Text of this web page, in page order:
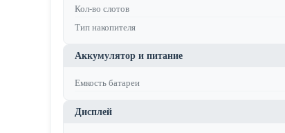
Кол-во слотов
Тип накопителя
Аккумулятор и питание
Емкость батареи
Дисплей